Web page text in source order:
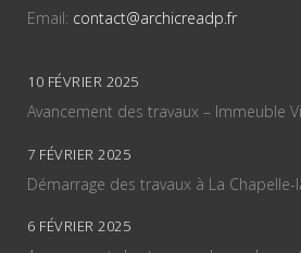
Email: contact@archicreadp.fr
10 FÉVRIER 2025
Avancement des travaux – Immeuble
7 FÉVRIER 2025
Démarrage des travaux à La Chapelle-
6 FÉVRIER 2025